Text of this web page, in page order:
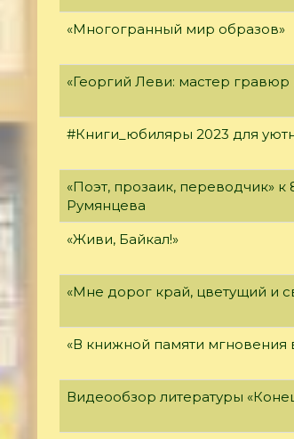
«Многогранный мир образов»
«Георгий Леви: мастер гравюр
#Книги_юбиляры 2023 для
«Поэт, прозаик, переводчик»
Румянцева
«Живи, Байкал!»
«Мне дорог край, цветущий и
«В книжной памяти мгновения
Видеообзор литературы